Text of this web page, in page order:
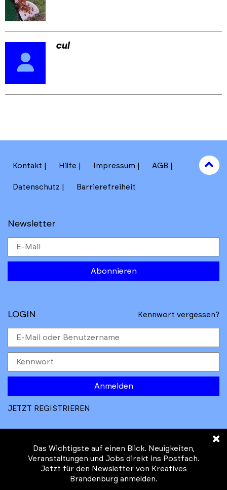
cul
Kontakt
Hilfe Impressum AGB
Datenschutz Barrierefreiheit
Newsletter
Abonnieren
to
top
LOGIN Kennwort vergessen?
Anmelden
JETZT REGISTRIEREN
© Kreatives Brandenburg im Auftrag des
×
Das Wichtigste auf einen Blick. Neuigkeiten,
Veranstaltungen und Jobs direkt ins Postfach.
Jetzt für den Newsletter von Kreatives
Brandenburg anmelden.